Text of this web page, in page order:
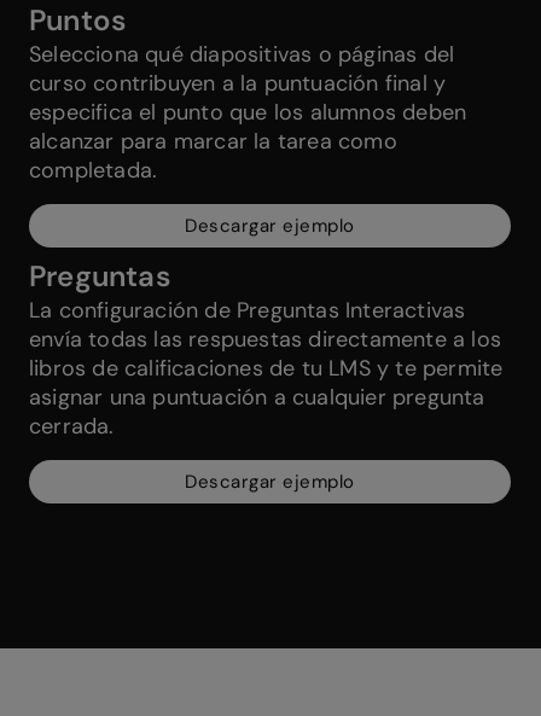
Puntos
Selecciona qué diapositivas o páginas del
curso contribuyen a la puntuación final y
especifica el punto que los alumnos deben
alcanzar para marcar la tarea como
completada.
Descargar ejemplo
Preguntas
La configuración de Preguntas Interactivas
envía todas las respuestas directamente a los
libros de calificaciones de tu LMS y te permite
asignar una puntuación a cualquier pregunta
cerrada.
Descargar ejemplo